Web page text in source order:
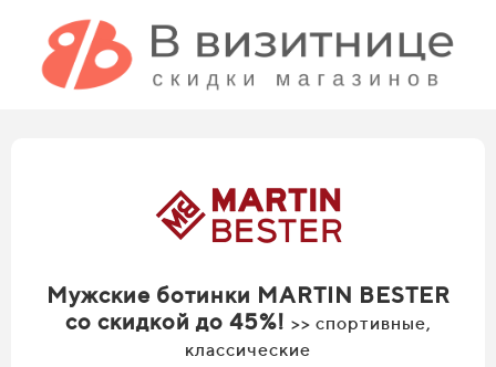
Мужские ботинки MARTIN BESTER
со скидкой до 45%! >> спортивные,
классические